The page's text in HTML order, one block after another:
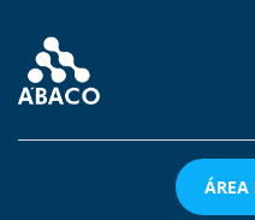
ÁREA